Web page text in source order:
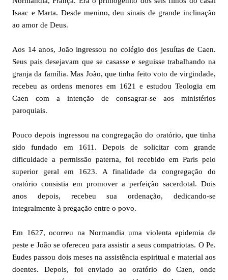
Isaac e Marta. Desde menino, deu sinais de grande inclinação
ao amor de Deus.
Aos 14 anos, João ingressou no colégio dos jesuítas de Caen.
Seus pais desejavam que se casasse e seguisse trabalhando na
granja da família. Mas João, que tinha feito voto de virgindade,
recebeu as ordens menores em 1621 e estudou Teologia em
Caen com a intenção de consagrar-se aos ministérios
paroquiais.
Pouco depois ingressou na congregação do oratório, que tinha
sido fundado em 1611. Depois de solicitar com grande
dificuldade a permissão paterna, foi recebido em Paris pelo
superior geral em 1623. A finalidade da congregação do
oratório consistia em promover a perfeição sacerdotal. Dois
anos depois, recebeu sua ordenação, dedicando-se
integralmente à pregação entre o povo.
Em 1627, ocorreu na Normandia uma violenta epidemia de
peste e João se ofereceu para assistir a seus compatriotas. O Pe.
Eudes passou dois meses na assistência espiritual e material aos
doentes. Depois, foi enviado ao oratório do Caen, onde